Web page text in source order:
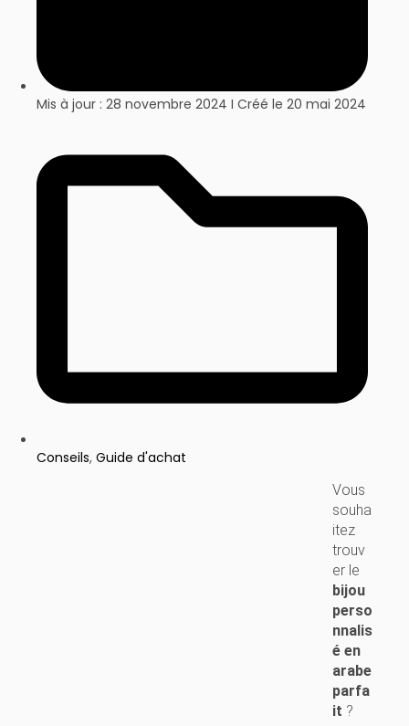
Mis à jour : 28 novembre 2024 I Créé le 20 mai 2024
Conseils, Guide d'achat
Vous
souha
itez
trouv
er le
bijou
perso
nnalis
é en
arabe
parfa
it ?